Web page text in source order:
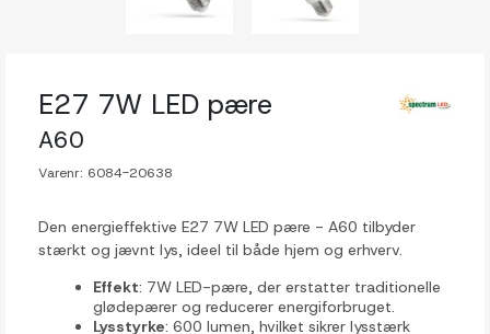
E27 7W LED pære
A60
Varenr: 6084-20638
Den energieffektive E27 7W LED pære - A60 tilbyder
stærkt og jævnt lys, ideel til både hjem og erhverv.
Effekt: 7W LED-pære, der erstatter traditionelle
glødepærer og reducerer energiforbruget.
Lysstyrke: 600 lumen, hvilket sikrer lysstærk